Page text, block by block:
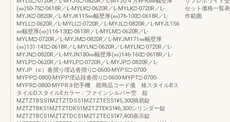
(㎜)50-75□-0618R／L-MYLK□-0620R／L-MYLK□-0720R／L-
MYJK□-0820R／L-MYJK115㎜幅壁厚(㎜)76-100□-0618R／L-
MYLL□-0620R／L-MYLL□-0720R／L-MYJL□-0820R／L-MYJL156
㎜幅壁厚(㎜)116-130□-0618R／L-MYLM□-0620R／L-
MYLM□-0720R／L-MYJM□-0820R／L-MYJM171㎜幅壁厚
(㎜)131-145□-0618R／L-MYLN□-0620R／L-MYLN□-0720R／L-
MYJN□-0820R／L-MYJN180㎜幅壁厚(㎜)146-160□-0618R／L-
MYLP□-0620R／L-MYLP□-0720R／L-MYJP□-0820R／L-
MYJP（c）沓摺り埋込沓摺り□-0600-MYPS□-0700-
MYPP□-0800-MYPP埋込段沓摺り□-0600-MYPT□-0700-
MYPR□-0800-MYPR③把手機 能商品コード価 格スタイルBス
タイルDスタイルEカラー：ファインシルバー空 錠
MZTZTBS51MZTZTDS51MZTZTES51¥5,300簡易錠
MZTZTBK51MZTZTDK51MZTZTEK51¥6,300シリンダー錠
MZTZTBC51MZTZTDC51MZTZTEC51¥7,400表示錠
セット価格一覧
作範囲